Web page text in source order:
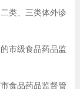
类、三类体外诊
市级食品药品监
食品药品监督管